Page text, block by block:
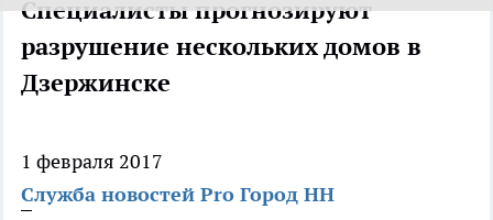
Специалисты прогнозируют
разрушение нескольких домов в
Дзержинске
1 февраля 2017
Служба новостей Pro Город НН